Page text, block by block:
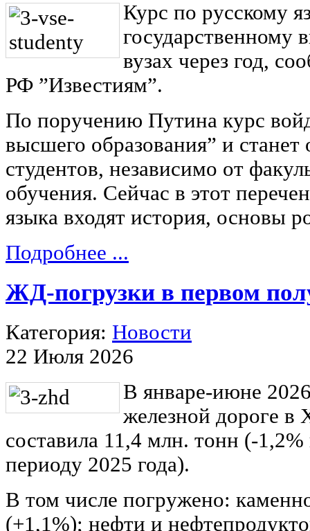
Курс по русскому
государственному
вузах через год,
РФ ”Известиям”.
По поручению Путина курс
высшего образования” и станет
студентов, независимо от
обучения. Сейчас в этот
языка входят история, основы
Подробнее ...
ЖД-погрузки в первом
Категория: Новости
22 Июля 2026
В январе-июне
железной дороге в
составила 11,4 млн. тонн (-
периоду 2025 года).
В том числе погружено:
(+1,1%); нефти и